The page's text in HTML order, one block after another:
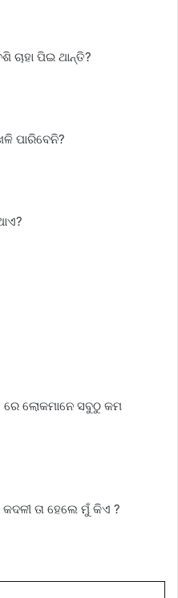
ପିଇ ଥାନ୍ତି?
ପାରିବେନି?
ଲୋକମାନେ ସବୁଠୁ କମ
ତା ହେଲେ ମୁଁ କିଏ ?